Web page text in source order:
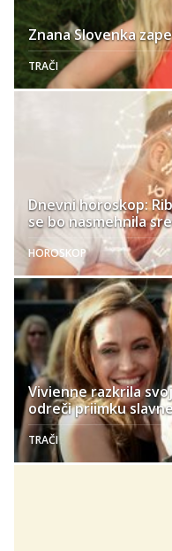
Znana Slovenka
TRAČI
Dnevni horoskop:
se bo nasmehnila
HOROSKOP
Vivienne razkrila
odreči priimku
TRAČI